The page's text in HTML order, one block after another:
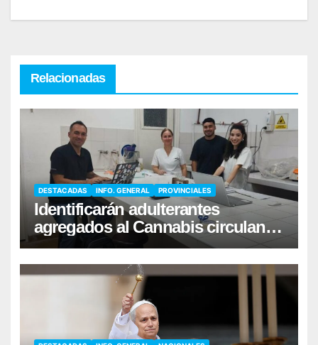
Relacionadas
DESTACADAS INFO. GENERAL PROVINCIALES
Identificarán adulterantes
agregados al Cannabis circulante
en el narcomenudeo